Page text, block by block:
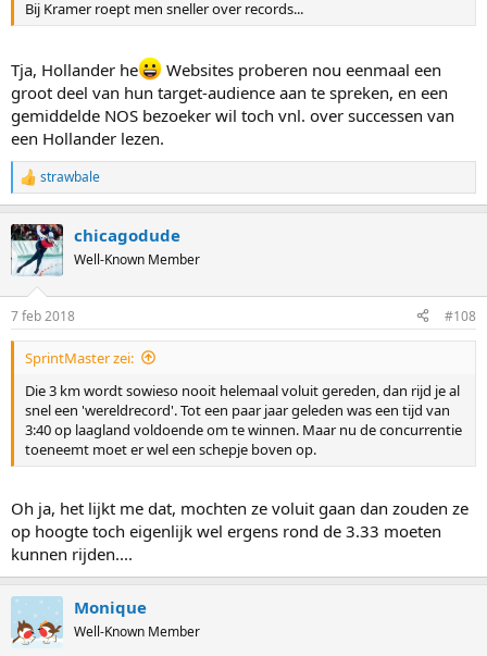
Bij Kramer roept men sneller over records...
Tja, Hollander he
Websites proberen nou eenmaal een
groot deel van hun target-audience aan te spreken, en een
gemiddelde NOS bezoeker wil toch vnl. over successen van
een Hollander lezen.
R
e
c
t
i
n
s
:
strawbale
chicagodude
Well-Known Member
7 feb 2018 #108
SprintMaster zei:
Die 3 km wordt sowieso nooit helemaal voluit gereden, dan rijd je al
snel een 'wereldrecord'. Tot een paar jaar geleden was een tijd van
3:40 op laagland voldoende om te winnen. Maar nu de concurrentie
toeneemt moet er wel een schepje boven op.
Oh ja, het lijkt me dat, mochten ze voluit gaan dan zouden ze
op hoogte toch eigenlijk wel ergens rond de 3.33 moeten
kunnen rijden....
Monique
Well-Known Member